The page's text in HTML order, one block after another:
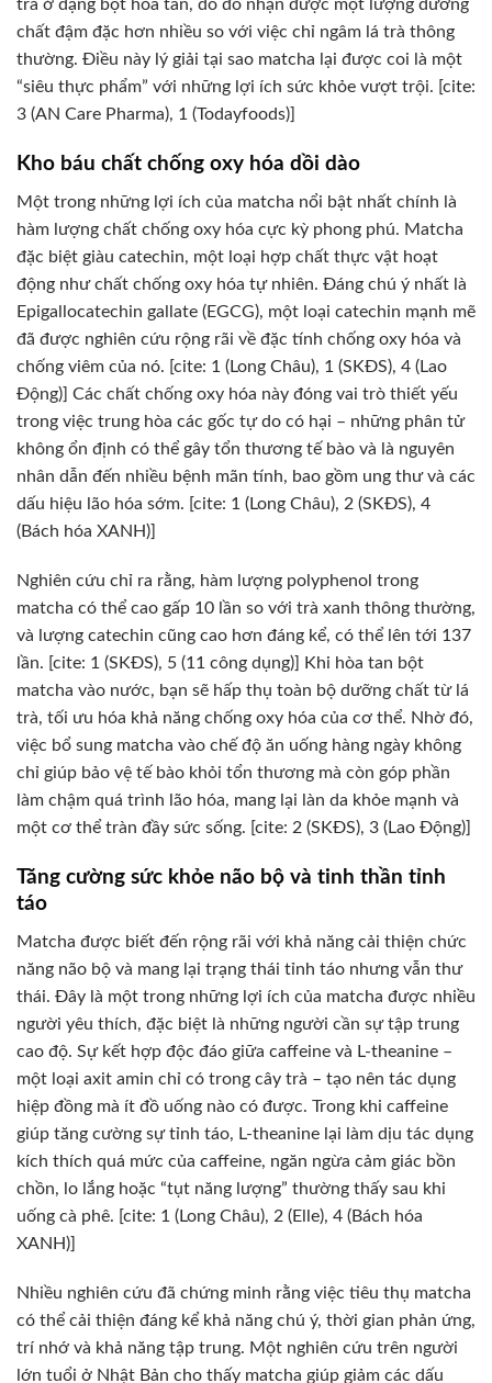
trà ở dạng bột hòa tan, do đó nhận được một lượng dưỡng
chất đậm đặc hơn nhiều so với việc chỉ ngâm lá trà thông
thường. Điều này lý giải tại sao matcha lại được coi là một
“siêu thực phẩm” với những lợi ích sức khỏe vượt trội. [cite:
3 (AN Care Pharma), 1 (Todayfoods)]
Kho báu chất chống oxy hóa dồi dào
Một trong những lợi ích của matcha nổi bật nhất chính là
hàm lượng chất chống oxy hóa cực kỳ phong phú. Matcha
đặc biệt giàu catechin, một loại hợp chất thực vật hoạt
động như chất chống oxy hóa tự nhiên. Đáng chú ý nhất là
Epigallocatechin gallate (EGCG), một loại catechin mạnh mẽ
đã được nghiên cứu rộng rãi về đặc tính chống oxy hóa và
chống viêm của nó. [cite: 1 (Long Châu), 1 (SKĐS), 4 (Lao
Động)] Các chất chống oxy hóa này đóng vai trò thiết yếu
trong việc trung hòa các gốc tự do có hại – những phân tử
không ổn định có thể gây tổn thương tế bào và là nguyên
nhân dẫn đến nhiều bệnh mãn tính, bao gồm ung thư và các
dấu hiệu lão hóa sớm. [cite: 1 (Long Châu), 2 (SKĐS), 4
(Bách hóa XANH)]
Nghiên cứu chỉ ra rằng, hàm lượng polyphenol trong
matcha có thể cao gấp 10 lần so với trà xanh thông thường,
và lượng catechin cũng cao hơn đáng kể, có thể lên tới 137
lần. [cite: 1 (SKĐS), 5 (11 công dụng)] Khi hòa tan bột
matcha vào nước, bạn sẽ hấp thụ toàn bộ dưỡng chất từ lá
trà, tối ưu hóa khả năng chống oxy hóa của cơ thể. Nhờ đó,
việc bổ sung matcha vào chế độ ăn uống hàng ngày không
chỉ giúp bảo vệ tế bào khỏi tổn thương mà còn góp phần
làm chậm quá trình lão hóa, mang lại làn da khỏe mạnh và
một cơ thể tràn đầy sức sống. [cite: 2 (SKĐS), 3 (Lao Động)]
Tăng cường sức khỏe não bộ và tinh thần tỉnh
táo
Matcha được biết đến rộng rãi với khả năng cải thiện chức
năng não bộ và mang lại trạng thái tỉnh táo nhưng vẫn thư
thái. Đây là một trong những lợi ích của matcha được nhiều
người yêu thích, đặc biệt là những người cần sự tập trung
cao độ. Sự kết hợp độc đáo giữa caffeine và L-theanine –
một loại axit amin chỉ có trong cây trà – tạo nên tác dụng
hiệp đồng mà ít đồ uống nào có được. Trong khi caffeine
giúp tăng cường sự tỉnh táo, L-theanine lại làm dịu tác dụng
kích thích quá mức của caffeine, ngăn ngừa cảm giác bồn
chồn, lo lắng hoặc “tụt năng lượng” thường thấy sau khi
uống cà phê. [cite: 1 (Long Châu), 2 (Elle), 4 (Bách hóa
XANH)]
Nhiều nghiên cứu đã chứng minh rằng việc tiêu thụ matcha
có thể cải thiện đáng kể khả năng chú ý, thời gian phản ứng,
trí nhớ và khả năng tập trung. Một nghiên cứu trên người
lớn tuổi ở Nhật Bản cho thấy matcha giúp giảm các dấu